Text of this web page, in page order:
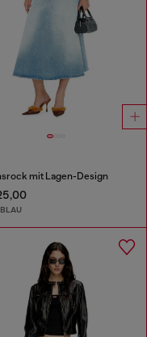
mit Lagen-Design